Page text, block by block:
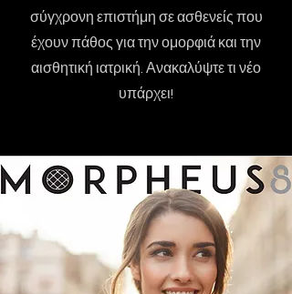
σύγχρονη επιστήμη σε ασθενείς που
έχουν πάθος για την ομορφιά και την
αισθητική ιατρική. Ανακαλύψτε τι νέο
υπάρχει!